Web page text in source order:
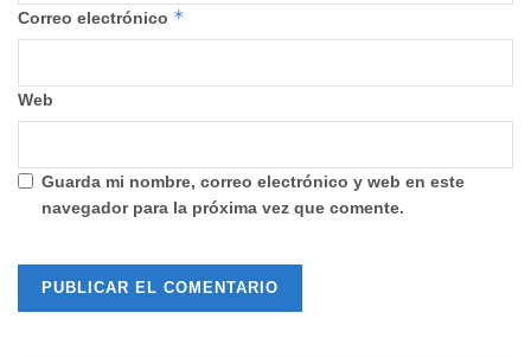
Correo electrónico *
Web
Guarda mi nombre, correo electrónico y web en este
navegador para la próxima vez que comente.